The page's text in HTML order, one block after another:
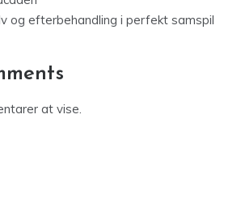
og efterbehandling i perfekt samspil
at vise.